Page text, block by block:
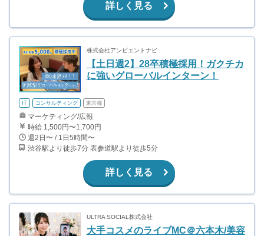
詳しく見る
株式会社アンビエントナビ
【土日週2】28卒積極採用！ガクチカ
に強いグローバルインターン！
IT コンサルティング 東京都
マーケティング/広報
時給 1,500円〜1,700円
週2日〜 / 1日5時間〜
渋谷駅より徒歩7分 表参道駅より徒歩5分
詳しく見る
ULTRA SOCIAL株式会社
大手コスメのライブMC＠六本木/美容